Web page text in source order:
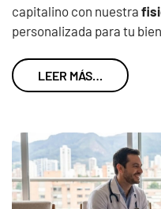
capitalino con nuestra
personalizada para tu
LEER MÁS…